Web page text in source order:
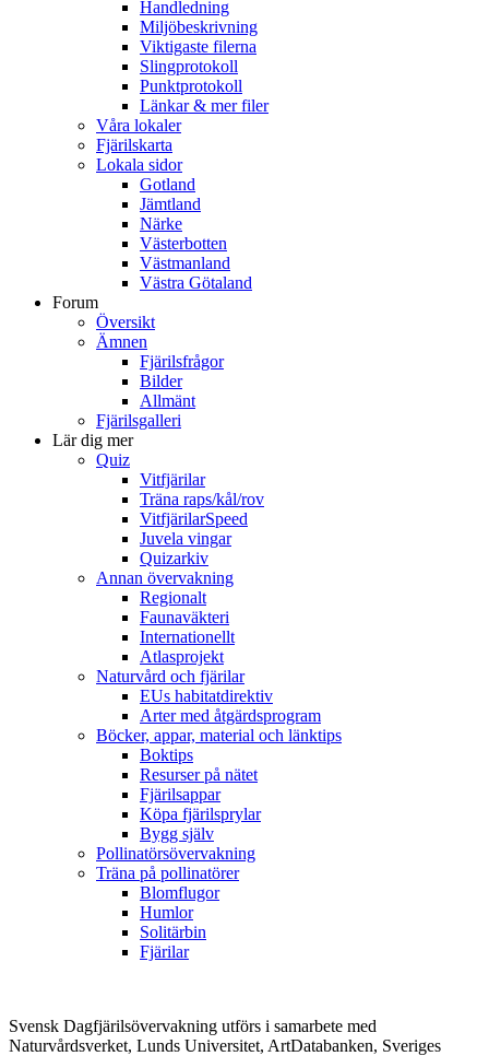
Handledning
Miljöbeskrivning
Viktigaste filerna
Slingprotokoll
Punktprotokoll
Länkar & mer filer
Våra lokaler
Fjärilskarta
Lokala sidor
Gotland
Jämtland
Närke
Västerbotten
Västmanland
Västra Götaland
Forum
Översikt
Ämnen
Fjärilsfrågor
Bilder
Allmänt
Fjärilsgalleri
Lär dig mer
Quiz
Vitfjärilar
Träna raps/kål/rov
VitfjärilarSpeed
Juvela vingar
Quizarkiv
Annan övervakning
Regionalt
Faunaväkteri
Internationellt
Atlasprojekt
Naturvård och fjärilar
EUs habitatdirektiv
Arter med åtgärdsprogram
Böcker, appar, material och länktips
Boktips
Resurser på nätet
Fjärilsappar
Köpa fjärilsprylar
Bygg själv
Pollinatörsövervakning
Träna på pollinatörer
Blomflugor
Humlor
Solitärbin
Fjärilar
Svensk Dagfjärilsövervakning utförs i samarbete med
Naturvårdsverket, Lunds Universitet, ArtDatabanken, Sveriges